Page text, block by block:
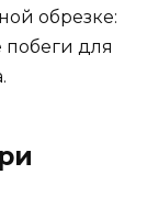
обрезке:
для